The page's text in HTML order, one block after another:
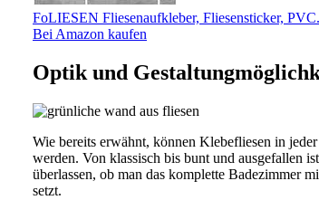
FoLIESEN Fliesenaufkleber, Fliesensticker,
Bei Amazon kaufen
Optik und
Wie bereits erwähnt, können Klebefliesen in
werden. Von klassisch bis bunt und ausgefallen
überlassen, ob man das komplette Badezimmer
setzt.